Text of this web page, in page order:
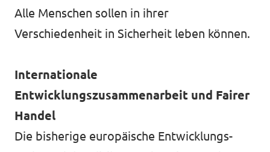
Alle Menschen sollen in ihrer
Verschiedenheit in Sicherheit leben können.
Internationale
Entwicklungszusammenarbeit und Fairer
Handel
Die bisherige europäische Entwicklungs-